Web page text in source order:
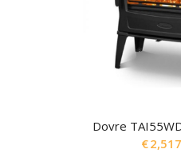
Dovre
€